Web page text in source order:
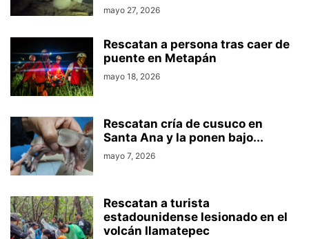
mayo 27, 2026
Rescatan a persona tras caer de
puente en Metapán
mayo 18, 2026
Rescatan cría de cusuco en
Santa Ana y la ponen bajo...
mayo 7, 2026
Rescatan a turista
estadounidense lesionado en el
volcán Ilamatepec